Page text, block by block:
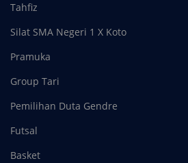
Tahfiz
Silat SMA Negeri 1 X Koto
Pramuka
Group Tari
Pemilihan Duta Gendre
Futsal
Basket